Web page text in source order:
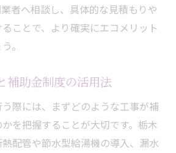
者へ相談し、具体的な見積もりや
ことで、より確実にエコメリット
。
補助金制度の活用法
際には、まずどのような工事が補
を把握することが大切です。栃木
配管や節水型給湯機の導入、漏水